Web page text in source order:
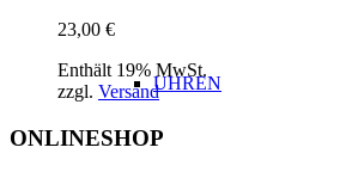
UHREN
23,00 €
Enthält 19% MwSt.
zzgl. Versand
ONLINESHOP